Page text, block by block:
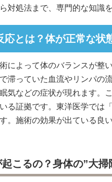
対処法まで、専門的な知識
応とは？体が正常な状
によって体のバランスが整
滞っていた血流やリンパの
気などの症状が現れます。
る証拠です。東洋医学では
。施術の効果が出ている良
こるの？身体の”大